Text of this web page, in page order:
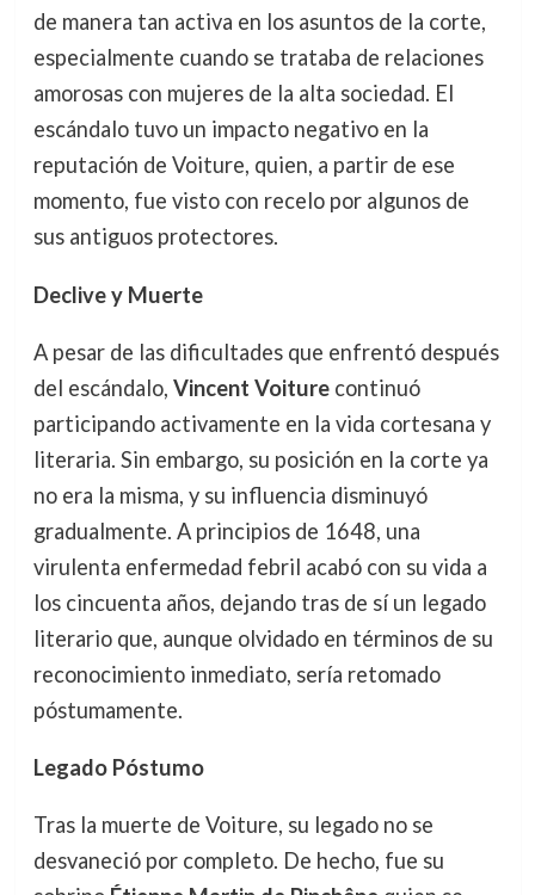
de manera tan activa en los asuntos de la corte,
especialmente cuando se trataba de relaciones
amorosas con mujeres de la alta sociedad. El
escándalo tuvo un impacto negativo en la
reputación de Voiture, quien, a partir de ese
momento, fue visto con recelo por algunos de
sus antiguos protectores.
Declive y Muerte
A pesar de las dificultades que enfrentó después
del escándalo, Vincent Voiturecontinuó
participando activamente en la vida cortesana y
literaria. Sin embargo, su posición en la corte ya
no era la misma, y su influencia disminuyó
gradualmente. A principios de 1648, una
virulenta enfermedad febril acabó con su vida a
los cincuenta años, dejando tras de sí un legado
literario que, aunque olvidado en términos de su
reconocimiento inmediato, sería retomado
póstumamente.
Legado Póstumo
Tras la muerte de Voiture, su legado no se
desvaneció por completo. De hecho, fue su